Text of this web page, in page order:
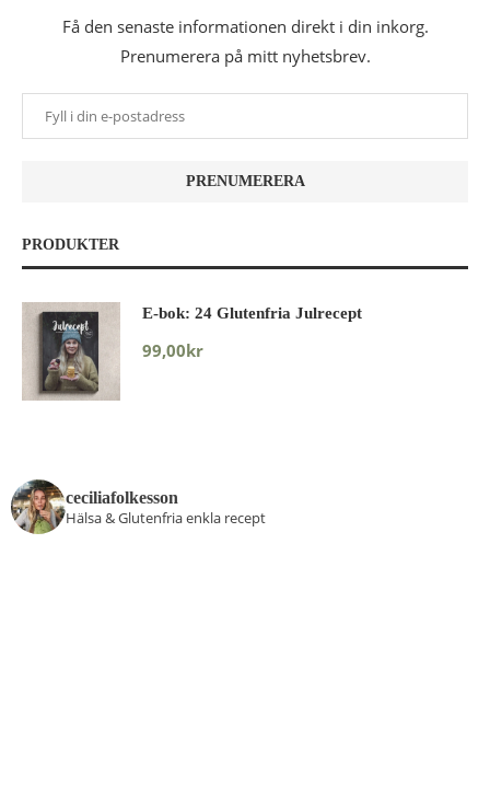
Få den senaste informationen direkt i din inkorg.
Prenumerera på mitt nyhetsbrev.
PRODUKTER
E-bok: 24 Glutenfria Julrecept
99,00kr
ceciliafolkesson
Hälsa & Glutenfria enkla recept